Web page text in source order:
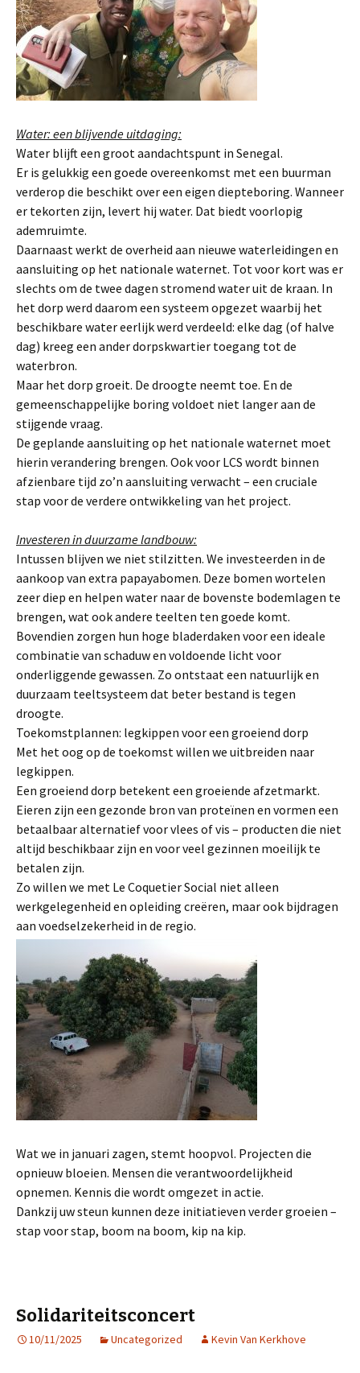
Water: een blijvende uitdaging:
Water blijft een groot aandachtspunt in Senegal.
Er is gelukkig een goede overeenkomst met een buurman
verderop die beschikt over een eigen diepteboring. Wanneer
er tekorten zijn, levert hij water. Dat biedt voorlopig
ademruimte.
Daarnaast werkt de overheid aan nieuwe waterleidingen en
aansluiting op het nationale waternet. Tot voor kort was er
slechts om de twee dagen stromend water uit de kraan. In
het dorp werd daarom een systeem opgezet waarbij het
beschikbare water eerlijk werd verdeeld: elke dag (of halve
dag) kreeg een ander dorpskwartier toegang tot de
waterbron.
Maar het dorp groeit. De droogte neemt toe. En de
gemeenschappelijke boring voldoet niet langer aan de
stijgende vraag.
De geplande aansluiting op het nationale waternet moet
hierin verandering brengen. Ook voor LCS wordt binnen
afzienbare tijd zo’n aansluiting verwacht – een cruciale
stap voor de verdere ontwikkeling van het project.
Investeren in duurzame landbouw:
Intussen blijven we niet stilzitten. We investeerden in de
aankoop van extra papayabomen. Deze bomen wortelen
zeer diep en helpen water naar de bovenste bodemlagen te
brengen, wat ook andere teelten ten goede komt.
Bovendien zorgen hun hoge bladerdaken voor een ideale
combinatie van schaduw en voldoende licht voor
onderliggende gewassen. Zo ontstaat een natuurlijk en
duurzaam teeltsysteem dat beter bestand is tegen
droogte.
Toekomstplannen: legkippen voor een groeiend dorp
Met het oog op de toekomst willen we uitbreiden naar
legkippen.
Een groeiend dorp betekent een groeiende afzetmarkt.
Eieren zijn een gezonde bron van proteïnen en vormen een
betaalbaar alternatief voor vlees of vis – producten die niet
altijd beschikbaar zijn en voor veel gezinnen moeilijk te
betalen zijn.
Zo willen we met Le Coquetier Social niet alleen
werkgelegenheid en opleiding creëren, maar ook bijdragen
aan voedselzekerheid in de regio.
Wat we in januari zagen, stemt hoopvol. Projecten die
opnieuw bloeien. Mensen die verantwoordelijkheid
opnemen. Kennis die wordt omgezet in actie.
Dankzij uw steun kunnen deze initiatieven verder groeien –
stap voor stap, boom na boom, kip na kip.
Solidariteitsconcert
10/11/2025 Uncategorized Kevin Van Kerkhove